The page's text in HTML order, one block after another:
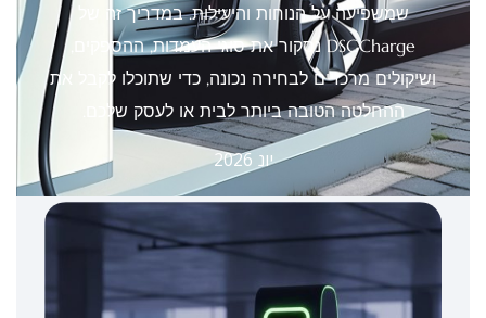
שמשפיעה על הנוחות והיעילות. במדריך זה של
DSGCharge נסקור את סוגי העמדות, ההספקים,
ושיקולים מרכזיים לבחירה נכונה, כדי שתוכלו לקבל את
ההחלטה הטובה ביותר לבית או לעסק שלכם.
יונ 2026